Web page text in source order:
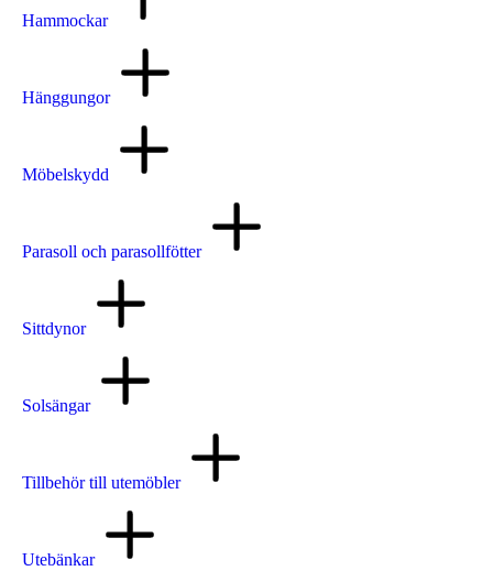
Hammockar
Hänggungor
Möbelskydd
Parasoll och parasollfötter
Sittdynor
Solsängar
Tillbehör till utemöbler
Utebänkar